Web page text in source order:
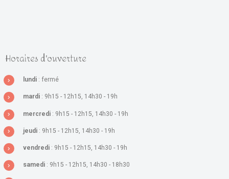
Horaires d'ouverture
lundi : fermé
mardi : 9h15 - 12h15, 14h30 - 19h
mercredi : 9h15 - 12h15, 14h30 - 19h
jeudi : 9h15 - 12h15, 14h30 - 19h
vendredi : 9h15 - 12h15, 14h30 - 19h
samedi : 9h15 - 12h15, 14h30 - 18h30